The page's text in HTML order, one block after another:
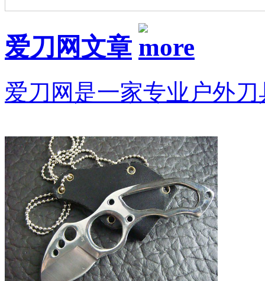
爱刀网文章
爱刀网是一家专业户外